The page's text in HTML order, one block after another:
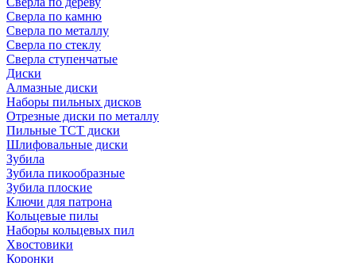
Сверла по камню
Сверла по металлу
Сверла по стеклу
Сверла ступенчатые
Диски
Алмазные диски
Наборы пильных дисков
Отрезные диски по металлу
Пильные TCT диски
Шлифовальные диски
Зубила
Зубила пикообразные
Зубила плоские
Ключи для патрона
Кольцевые пилы
Наборы кольцевых пил
Хвостовики
Коронки